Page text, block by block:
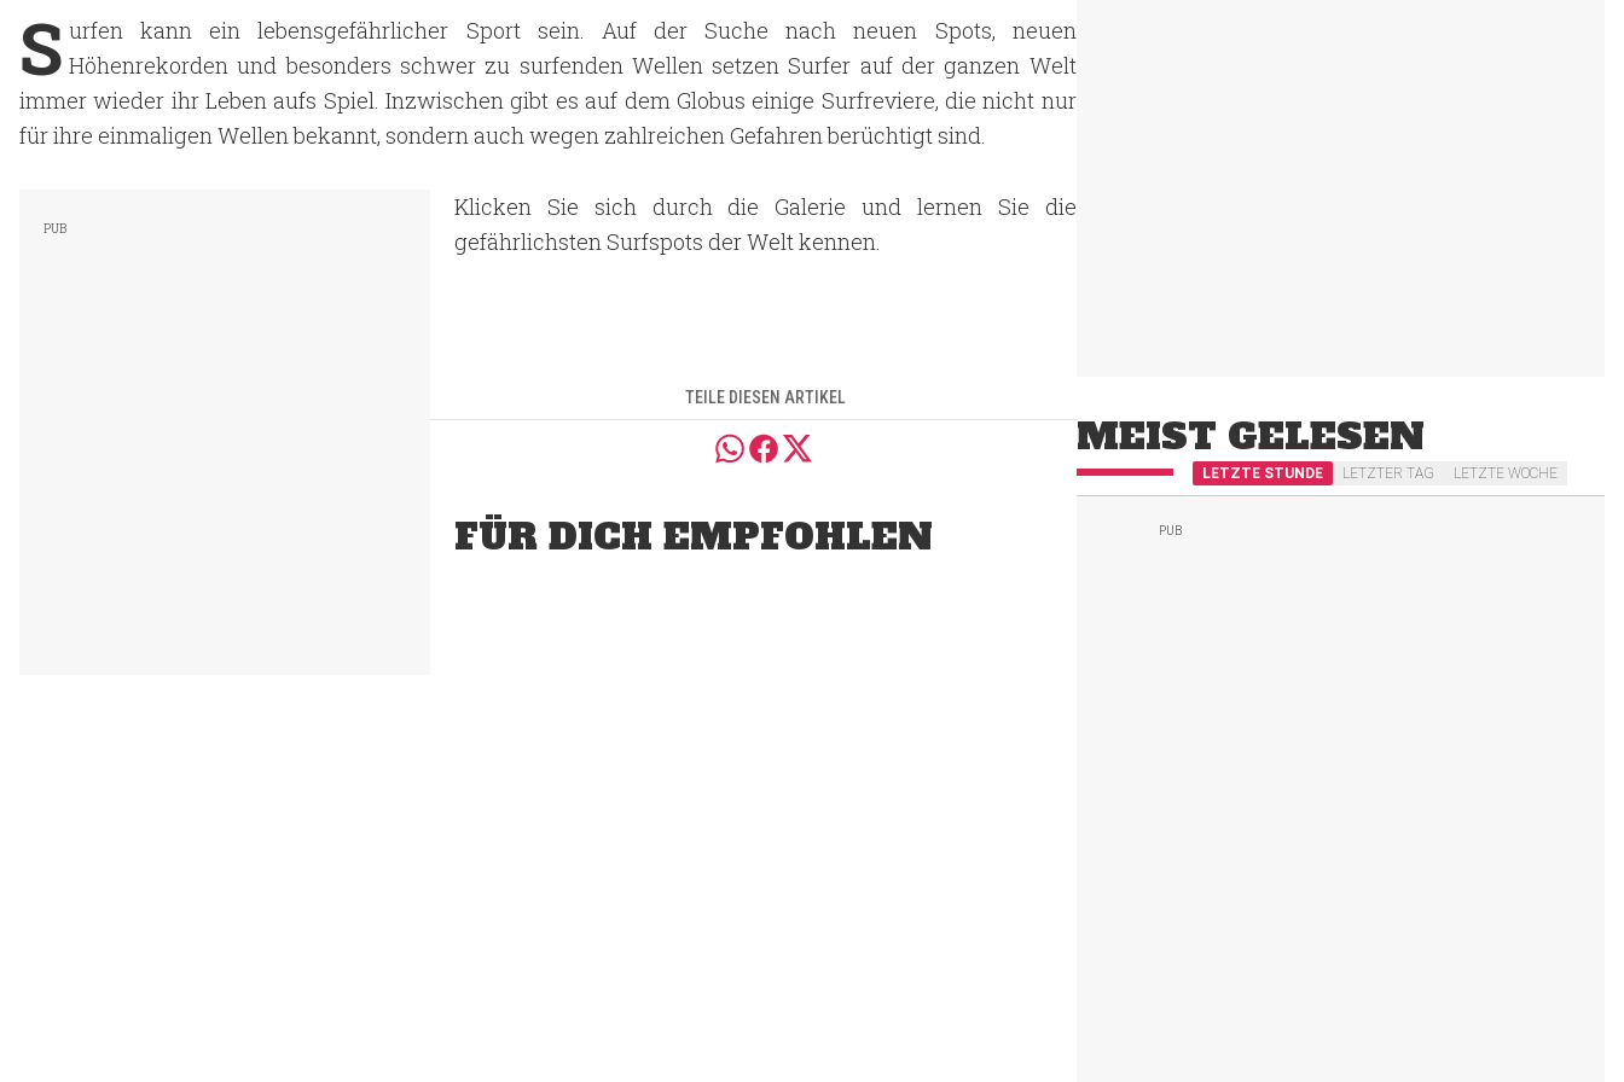
S urfen kann ein lebensgefährlicher Sport sein. Auf der Suche nach neuen Spots, neuen
Höhenrekorden und besonders schwer zu surfenden Wellen setzen Surfer auf der ganzen Welt
immer wieder ihr Leben aufs Spiel. Inzwischen gibt es auf dem Globus einige Surfreviere, die nicht nur
für ihre einmaligen Wellen bekannt, sondern auch wegen zahlreichen Gefahren berüchtigt sind.
Klicken Sie sich durch die Galerie und lernen Sie die
gefährlichsten Surfspots der Welt kennen.
TEILE DIESEN ARTIKEL
FÜR DICH EMPFOHLEN
MEIST GELESEN
LETZTE STUNDE LETZTER TAG LETZTE WOCHE